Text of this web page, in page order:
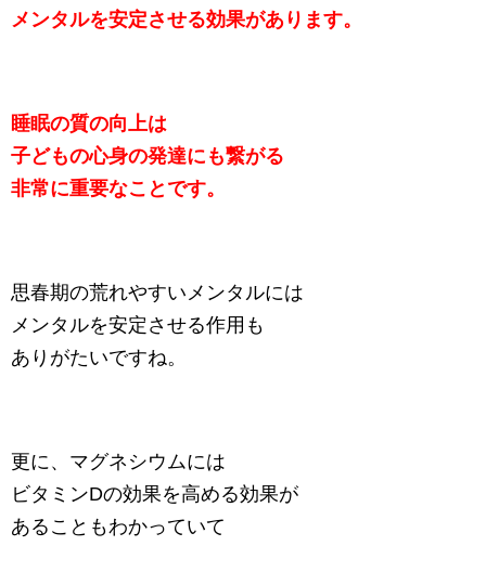
メンタルを安定させる効果があります。
睡眠の質の向上は
子どもの心身の発達にも繋がる
非常に重要なことです。
思春期の荒れやすいメンタルには
メンタルを安定させる作用も
ありがたいですね。
更に、マグネシウムには
ビタミンDの効果を高める効果が
あることもわかっていて